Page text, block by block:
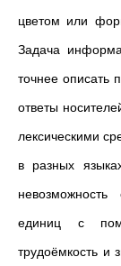
цветом или
Задача
точнее описать
ответы
лексическими
в разных
невозможность
единиц с
трудоёмкость и